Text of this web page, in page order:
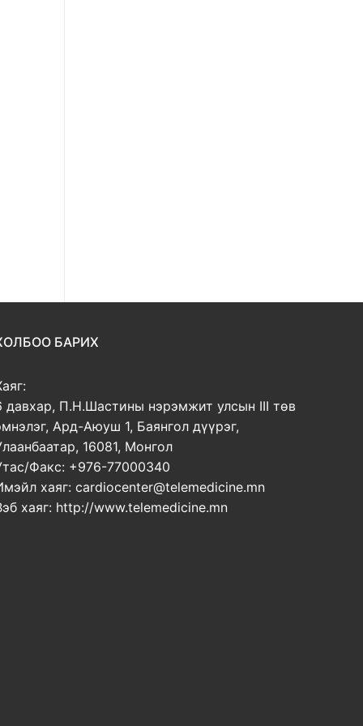
БАРИХ
давхар, П.Н.Шастины нэрэмжит улсын III төв
Ард-Аюуш 1, Баянгол дүүрэг,
16081, Монгол
Факс: +976-77000340
хаяг: cardiocenter@telemedicine.mn
хаяг: http://www.telemedicine.mn